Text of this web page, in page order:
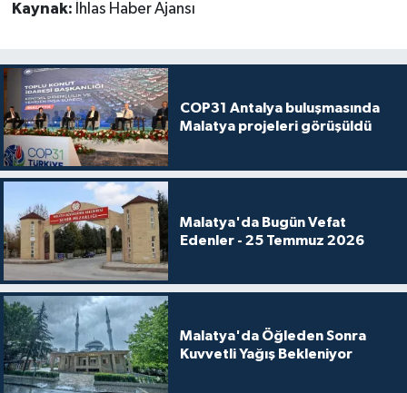
Kaynak: İhlas Haber Ajansı
COP31 Antalya buluşmasında
Malatya projeleri görüşüldü
Malatya'da Bugün Vefat
Edenler - 25 Temmuz 2026
Malatya'da Öğleden Sonra
Kuvvetli Yağış Bekleniyor